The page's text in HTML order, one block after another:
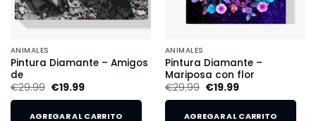
ANIMALES
Pintura Diamante – Amigos
de
€29.99 €19.99
AGREGAR AL CARRITO
ANIMALES
Pintura Diamante –
Mariposa con flor
€29.99 €19.99
AGREGAR AL CARRITO